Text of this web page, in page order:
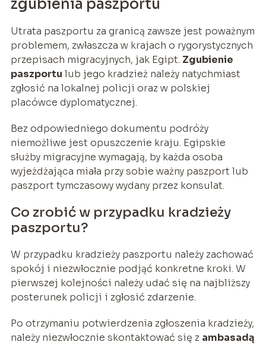
zgubienia paszportu
Utrata paszportu za granicą zawsze jest poważnym
problemem, zwłaszcza w krajach o rygorystycznych
przepisach migracyjnych, jak Egipt. Zgubienie
paszportu lub jego kradzież należy natychmiast
zgłosić na lokalnej policji oraz w polskiej
placówce dyplomatycznej.
Bez odpowiedniego dokumentu podróży
niemożliwe jest opuszczenie kraju. Egipskie
służby migracyjne wymagają, by każda osoba
wyjeżdżająca miała przy sobie ważny paszport lub
paszport tymczasowy wydany przez konsulat.
Co zrobić w przypadku kradzieży
paszportu?
W przypadku kradzieży paszportu należy zachować
spokój i niezwłocznie podjąć konkretne kroki. W
pierwszej kolejności należy udać się na najbliższy
posterunek policji i zgłosić zdarzenie.
Po otrzymaniu potwierdzenia zgłoszenia kradzieży,
należy niezwłocznie skontaktować się z ambasadą